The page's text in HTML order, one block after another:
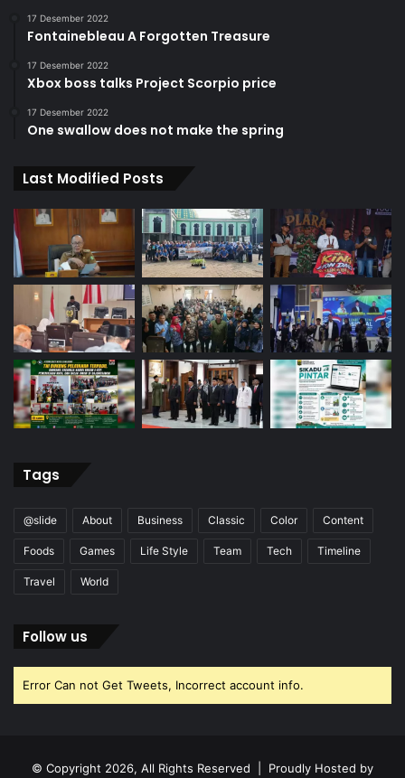
17 Desember 2022
Fontainebleau A Forgotten Treasure
17 Desember 2022
Xbox boss talks Project Scorpio price
17 Desember 2022
One swallow does not make the spring
Last Modified Posts
Tags
@slide About Business Classic Color Content
Foods Games Life Style Team Tech Timeline
Travel World
Follow us
Error Can not Get Tweets, Incorrect account info.
© Copyright 2026, All Rights Reserved | Proudly Hosted by